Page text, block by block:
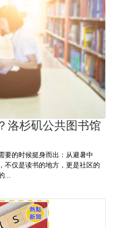
洛杉矶公共图书馆
要的时候挺身而出：从避暑中
不仅是读书的地方，更是社区的
...